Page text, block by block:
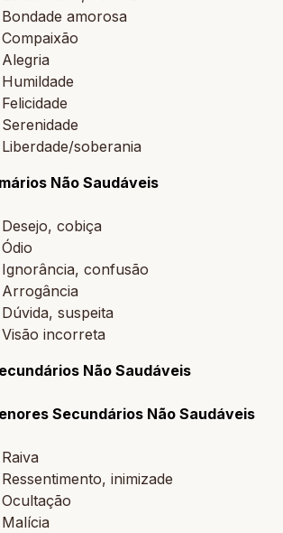
Bondade amorosa
Compaixão
Alegria
Humildade
Felicidade
Serenidade
Liberdade/soberania
Não Saudáveis
Desejo, cobiça
Ódio
Ignorância, confusão
Arrogância
Dúvida, suspeita
Visão incorreta
Não Saudáveis
Secundários Não Saudáveis
Raiva
Ressentimento, inimizade
Ocultação
Malícia